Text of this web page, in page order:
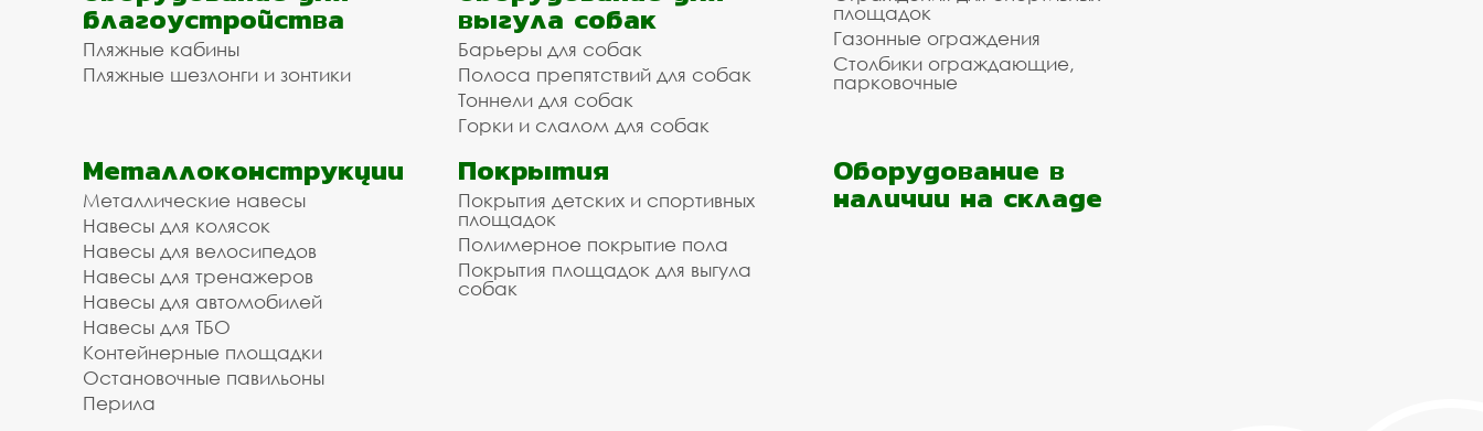
благоустройства
Пляжные кабины
Пляжные шезлонги и зонтики
выгула собак
Барьеры для собак
Полоса препятствий для собак
Тоннели для собак
Горки и слалом для собак
площадок
Газонные ограждения
Столбики ограждающие,
парковочные
Металлоконструкции
Металлические навесы
Навесы для колясок
Навесы для велосипедов
Навесы для тренажеров
Навесы для автомобилей
Навесы для ТБО
Контейнерные площадки
Остановочные павильоны
Перила
Покрытия
Покрытия детских и спортивных
площадок
Полимерное покрытие пола
Покрытия площадок для выгула
собак
Оборудование в
наличии на складе